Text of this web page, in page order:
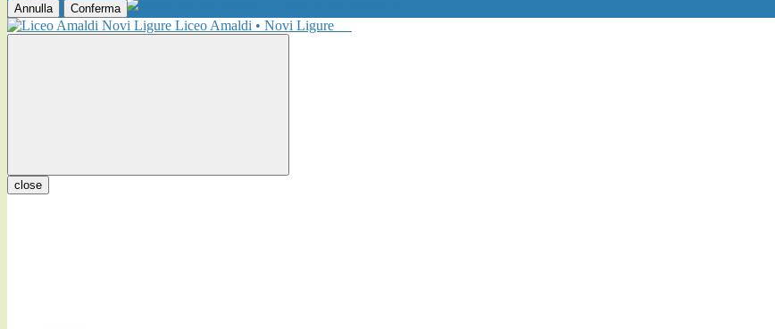
Annulla Conferma
Liceo Amaldi • Novi Ligure
close